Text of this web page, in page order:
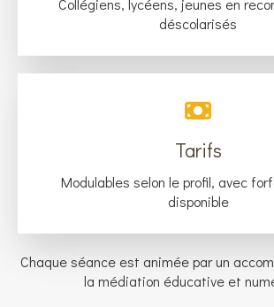
déscolarisés
Tarifs
Modulables selon le profil, avec
disponible
Chaque séance est animée par un
la médiation éducative et